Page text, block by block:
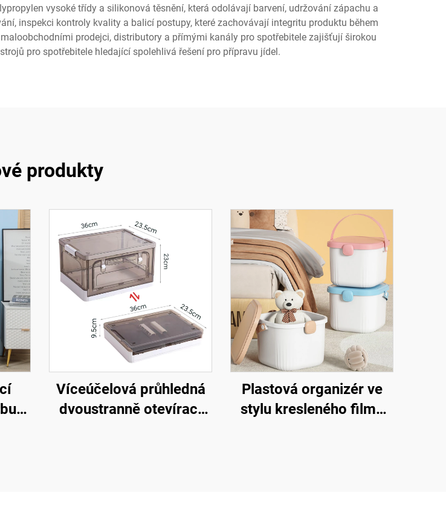
vysoké třídy a silikonová těsnění, která odolávají barvení, udržování zápachu a
inspekci kontroly kvality a balicí postupy, které zachovávají integritu produktu během
prodejci, distributory a přímými kanály pro spotřebitele zajišťují širokou
pro spotřebitele hledající spolehlivá řešení pro přípravu jídel.
produkty
Víceúčelová průhledná
dvoustranně otevírací
Plastová organizér ve
stylu kresleného filmu